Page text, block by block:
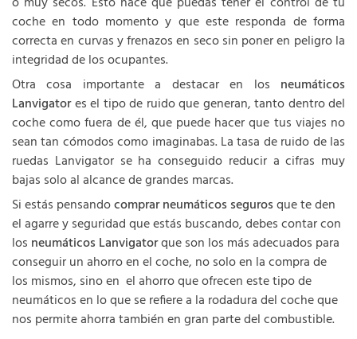
coche en todo momento y que este responda de forma
correcta en curvas y frenazos en seco sin poner en peligro la
integridad de los ocupantes.
Otra cosa importante a destacar en los neumáticos
Lanvigatores el tipo de ruido que generan, tanto dentro del
coche como fuera de él, que puede hacer que tus viajes no
sean tan cómodos como imaginabas. La tasa de ruido de las
ruedas Lanvigator se ha conseguido reducir a cifras muy
bajas solo al alcance de grandes marcas.
Si estás pensandocomprar neumáticos segurosque te den
el agarre y seguridad que estás buscando, debes contar con
los neumáticos Lanvigatorque son los más adecuados para
conseguir un ahorro en el coche, no solo en la compra de
los mismos, sino en el ahorro que ofrecen este tipo de
neumáticos en lo que se refiere a la rodadura del coche que
nos permite ahorra también en gran parte del combustible.